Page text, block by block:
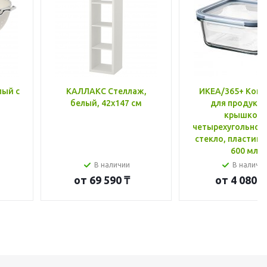
с
КАЛЛАКС Стеллаж,
белый, 42x147 см
В наличии
от 69 590 ₸
ИКЕА/365+
для
крышкой,
стекло, пластик
600 мл
В
от 4 080 ₸